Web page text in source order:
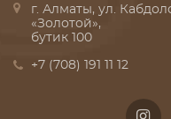
г. Алматы, ул.
«Золотой»,
бутик 100
+7 (708) 191 11 12